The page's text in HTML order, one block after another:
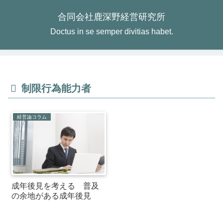
合同会社鹿深野経営研究所
Doctus in se semper divitias habet.
制限行為能力者
経営論コラム
成年後見を考える 普及
の余地がある成年後見